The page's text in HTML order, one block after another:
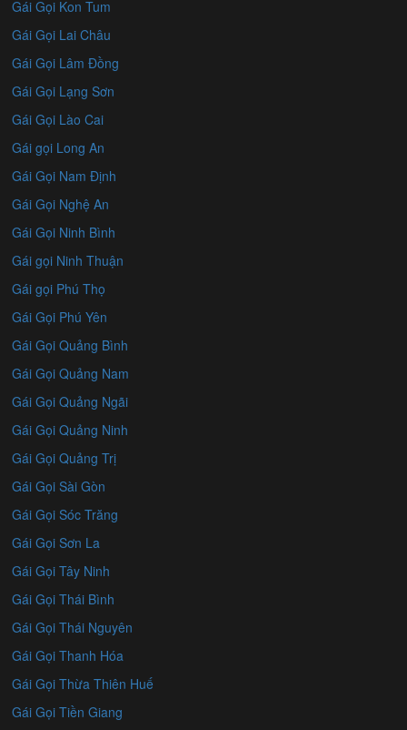
Gái Gọi Kon Tum
Gái Gọi Lai Châu
Gái Gọi Lâm Đồng
Gái Gọi Lạng Sơn
Gái Gọi Lào Cai
Gái gọi Long An
Gái Gọi Nam Định
Gái Gọi Nghệ An
Gái Gọi Ninh Bình
Gái gọi Ninh Thuận
Gái gọi Phú Thọ
Gái Gọi Phú Yên
Gái Gọi Quảng Bình
Gái Gọi Quảng Nam
Gái Gọi Quảng Ngãi
Gái Gọi Quảng Ninh
Gái Gọi Quảng Trị
Gái Gọi Sài Gòn
Gái Gọi Sóc Trăng
Gái Gọi Sơn La
Gái Gọi Tây Ninh
Gái Gọi Thái Bình
Gái Gọi Thái Nguyên
Gái Gọi Thanh Hóa
Gái Gọi Thừa Thiên Huế
Gái Gọi Tiền Giang